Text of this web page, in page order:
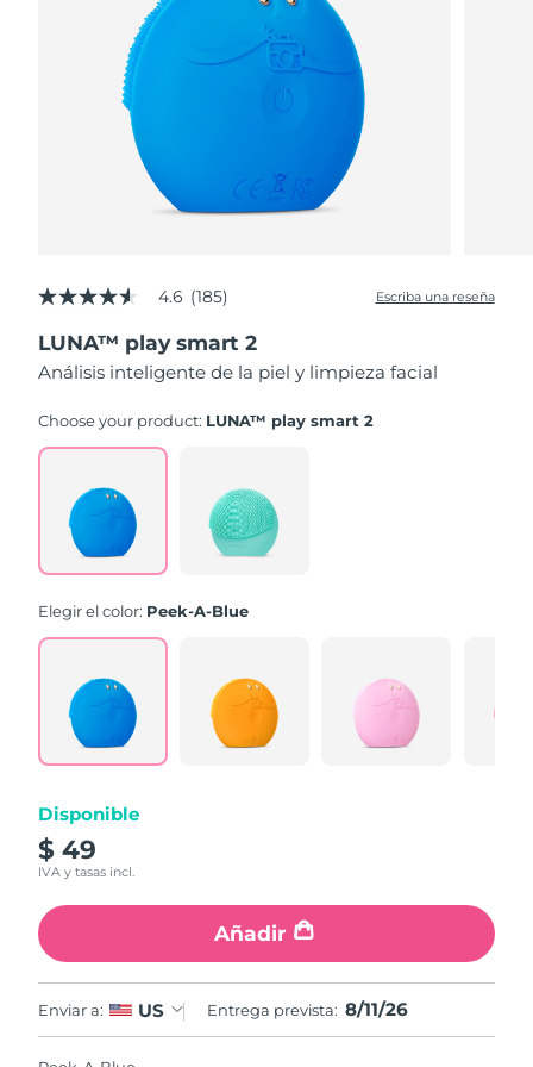
4.6
5
estrellas,
valor
de
Read
Reviews.
Enlace
misma
4.6 (185) Escriba una reseña
LUNA™ play smart 2
Análisis inteligente de la piel y limpieza facial
Choose your product: LUNA™ play smart 2
Elegir el color: Peek-A-Blue
Disponible
$ 49
IVA y tasas incl.
Añadir
Enviar a: US Entrega prevista: 8/11/26